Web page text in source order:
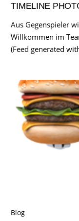
TIMELINE
Aus Gegenspieler
Willkommen im
(Feed generated
Blog